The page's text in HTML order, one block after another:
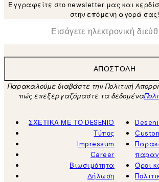
Εγγραφείτε στο newsletter μας και
στην επόμενη αγορά σας!
Ηλεκτρονική Διεύθυνση
ΑΠΟΣΤΟΛΉ
Παρακαλούμε διαβάστε την Πολιτική
πώς επεξεργαζόμαστε τα δεδομένα
ΣΧΕΤΙΚΑ ΜΕ ΤΟ DESENIO
Τύπος
Impressum
Career
Βιωσιμότητα
Δήλωση
Όροι